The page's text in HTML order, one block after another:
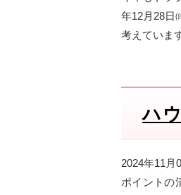
年12月28日
考えていま
ハ
2024年11月
ポイントの